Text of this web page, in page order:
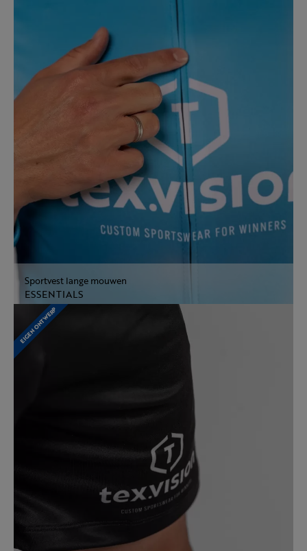
Sportvest lange mouwen
ESSENTIALS
EIGEN ONTWERP